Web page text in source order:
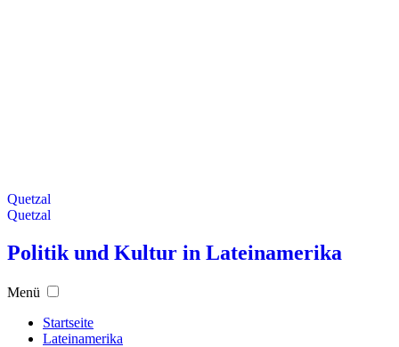
Quetzal
Quetzal
Politik und Kultur in Lateinamerika
Menü
Startseite
Lateinamerika